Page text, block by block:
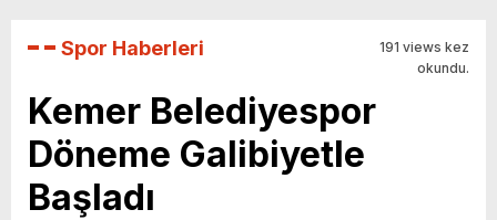
Spor Haberleri
191 views kez
okundu.
Kemer Belediyespor
Döneme Galibiyetle
Başladı